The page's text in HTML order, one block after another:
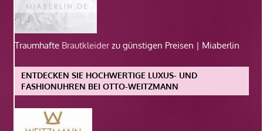
Traumhafte Brautkleiderzu günstigen Preisen | Miaberlin
ENTDECKEN SIE HOCHWERTIGE LUXUS- UND
FASHIONUHREN BEI OTTO-WEITZMANN